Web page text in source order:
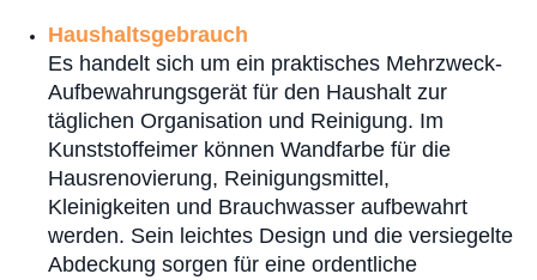
Haushaltsgebrauch
Es handelt sich um ein praktisches Mehrzweck-
Aufbewahrungsgerät für den Haushalt zur
täglichen Organisation und Reinigung. Im
Kunststoffeimer können Wandfarbe für die
Hausrenovierung, Reinigungsmittel,
Kleinigkeiten und Brauchwasser aufbewahrt
werden. Sein leichtes Design und die versiegelte
Abdeckung sorgen für eine ordentliche